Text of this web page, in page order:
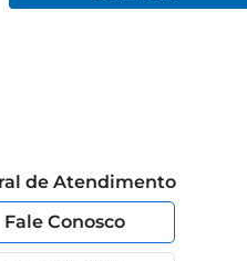
de Atendimento
Fale Conosco